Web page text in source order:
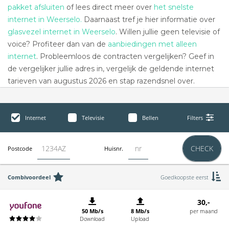
pakket afsluiten of lees direct meer over het snelste
internet in Weerselo. Daarnaast tref je hier informatie over
glasvezel internet in Weerselo. Willen jullie geen televisie of
voice? Profiteer dan van de aanbiedingen met alleen
internet. Probleemloos de contracten vergelijken? Geef in
de vergelijker jullie adres in, vergelijk de geldende internet
tarieven van augustus 2026 en stap razendsnel over.
Internet Televisie Bellen Filters
Postcode Huisnr. CHECK
Combivoordeel Goedkoopste eerst
50 Mb/s
Download
8 Mb/s
Upload
30,-
per maand